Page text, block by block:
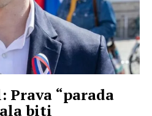
“parada
biti